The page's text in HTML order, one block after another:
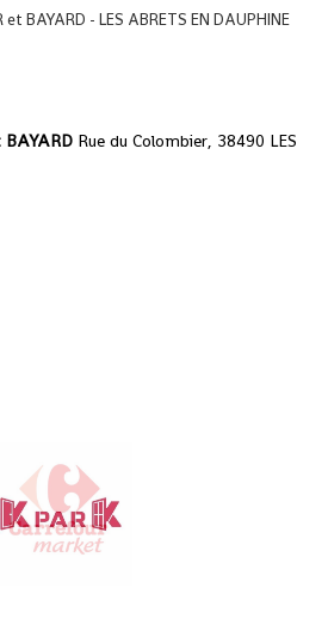
BAYARD - LES ABRETS EN DAUPHINE
BAYARD Rue du Colombier, 38490 LES